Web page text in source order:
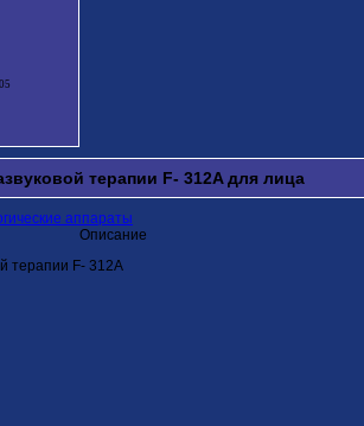
терапии F- 312A для лица
аппараты
Описание
терапии F- 312A